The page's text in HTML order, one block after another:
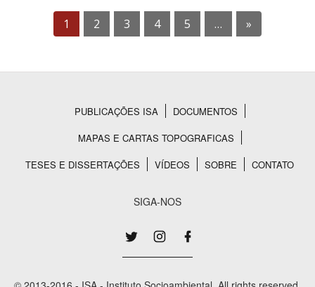
1 2 3 4 5 … »
Rodapé
PUBLICAÇÕES ISA
DOCUMENTOS
MAPAS E CARTAS TOPOGRAFICAS
TESES E DISSERTAÇÕES
VÍDEOS SOBRE CONTATO
SIGA-NOS